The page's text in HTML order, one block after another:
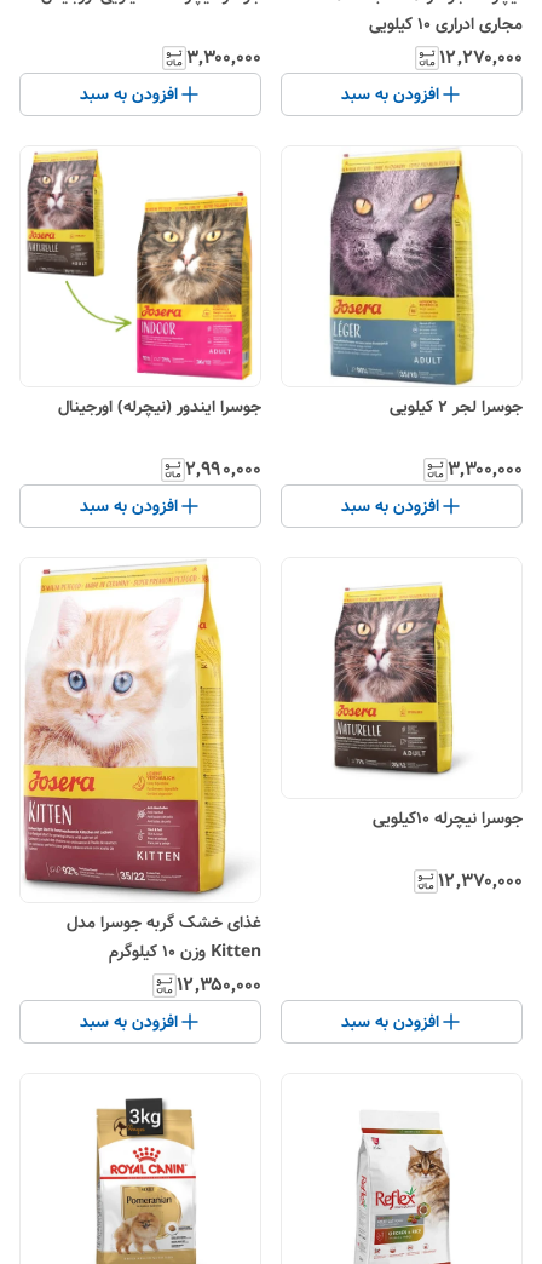
مجاری ادراری ۱۰ کیلویی
۱۲٬۲۷۰٬۰۰۰
افزودن به سبد
۳٬۳۰۰٬۰۰۰
افزودن به سبد
جوسرا لجر ۲ کیلویی
۳٬۳۰۰٬۰۰۰
افزودن به سبد
جوسرا ایندور (نیچرله) اورجینال
۲٬۹۹۰٬۰۰۰
افزودن به سبد
جوسرا نیچرله 10کیلویی
۱۲٬۳۷۰٬۰۰۰
افزودن به سبد
غذای خشک گربه جوسرا مدل
Kitten وزن 10 کیلوگرم
۱۲٬۳۵۰٬۰۰۰
افزودن به سبد